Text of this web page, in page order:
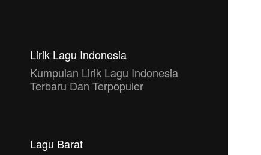
Lirik Lagu Indonesia
Kumpulan Lirik Lagu Indonesia
Terbaru Dan Terpopuler
Lagu Barat